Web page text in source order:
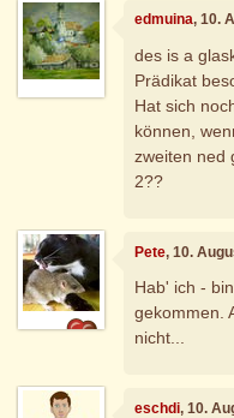
edmuina, 10.
des is a
Prädikat
Hat sich
können,
zweiten ned
2??
Pete, 10.
Hab' ich -
gekommen.
nicht...
eschdi, 10.